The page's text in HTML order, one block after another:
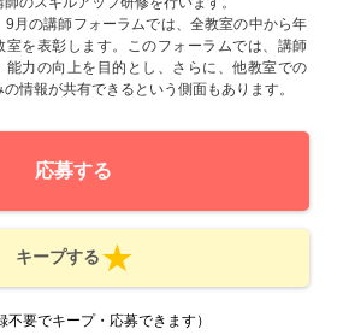
9月の講師フォーラムでは、全教室の中から年
室を表彰します。このフォーラムでは、講師
能力の向上を目的とし、さらに、他教室での
情報が共有できるという側面もあります。
応募する
キープする
不要でキープ・応募できます）